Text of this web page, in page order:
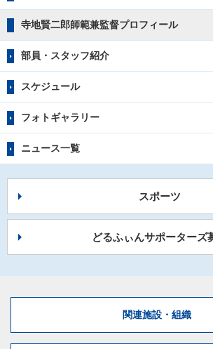
寺地賢二郎師範兼監督プロフィール
部員・スタッフ紹介
スケジュール
フォトギャラリー
ニュース一覧
スポーツ
どるふぃんサポーターズ
関連施設・組織